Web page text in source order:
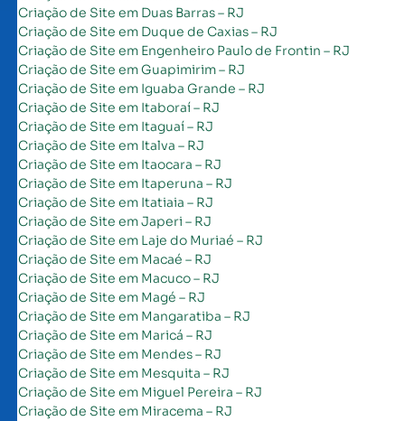
Criação de Site em Duas Barras – RJ
Criação de Site em Duque de Caxias – RJ
Criação de Site em Engenheiro Paulo de Frontin – RJ
Criação de Site em Guapimirim – RJ
Criação de Site em Iguaba Grande – RJ
Criação de Site em Itaboraí – RJ
Criação de Site em Itaguaí – RJ
Criação de Site em Italva – RJ
Criação de Site em Itaocara – RJ
Criação de Site em Itaperuna – RJ
Criação de Site em Itatiaia – RJ
Criação de Site em Japeri – RJ
Criação de Site em Laje do Muriaé – RJ
Criação de Site em Macaé – RJ
Criação de Site em Macuco – RJ
Criação de Site em Magé – RJ
Criação de Site em Mangaratiba – RJ
Criação de Site em Maricá – RJ
Criação de Site em Mendes – RJ
Criação de Site em Mesquita – RJ
Criação de Site em Miguel Pereira – RJ
Criação de Site em Miracema – RJ